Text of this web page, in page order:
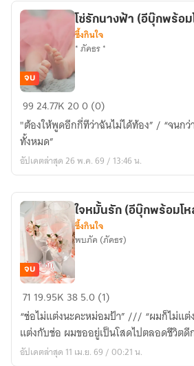
โซ่
รัก
นางฟ้า
(อี
บุ๊ก
โหลด)
จบ
โซ่รักนางฟ้า (อีบุ๊กพร้อม
ซึ้งกินใจ
* ภัคธร *
9924.77K200 (0)
"ต้องให้พูดอีกกี่ทีว่าฉันไม่ได้ท้อง” / “จนก
ทั้งหมด”
อัปเดตล่าสุด 26 พ.ค. 69 / 13:46 น.
ใจ
หมั้น
รัก
(อี
บุ๊ก
จบ
ใจหมั้นรัก (อีบุ๊กพร้อมโ
ซึ้งกินใจ
พบภัค (ภัคธร)
71 19.95K 385.0 (1)
“ช่อไม่แต่งนะคะหม่อมป้า” /// “ผมก็ไม่แ
แต่งกับช่อ ผมขออยู่เป็นโสดไปตลอดชีวิตดี
อัปเดตล่าสุด 11 เม.ย. 69 / 00:21 น.